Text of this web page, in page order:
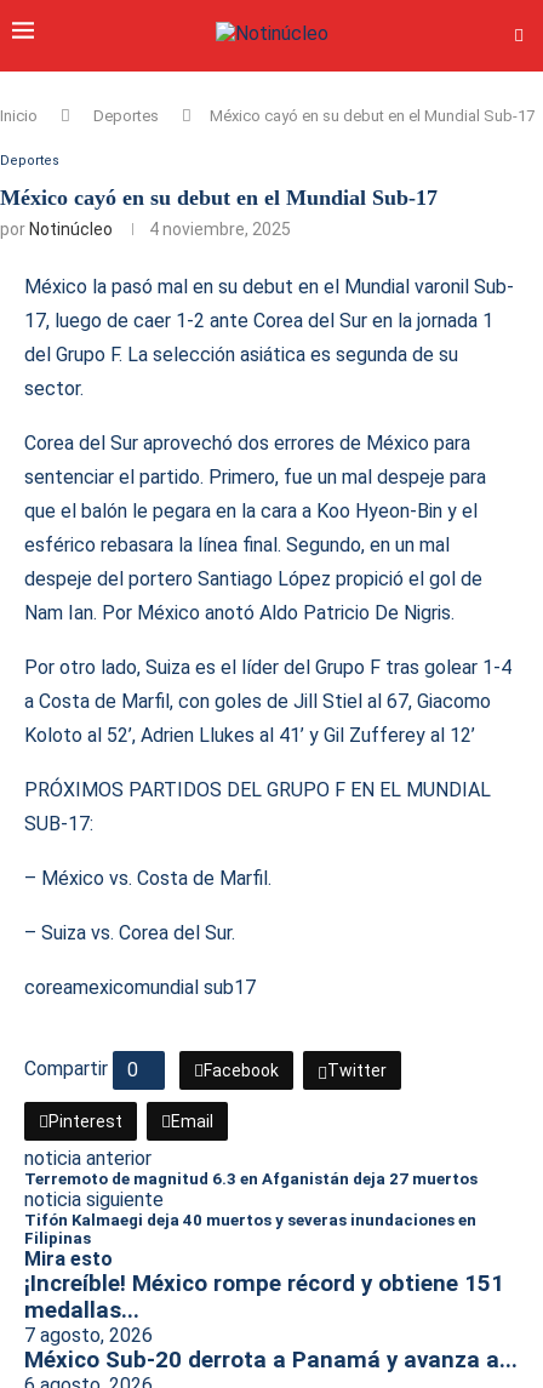
Inicio Deportes México cayó en su debut en el Mundial Sub-17
Deportes
México cayó en su debut en el Mundial Sub-17
por Notinúcleo 4 noviembre, 2025
México la pasó mal en su debut en el Mundial varonil Sub-
17, luego de caer 1-2 ante Corea del Sur en la jornada 1
del Grupo F. La selección asiática es segunda de su
sector.
Corea del Sur aprovechó dos errores de México para
sentenciar el partido. Primero, fue un mal despeje para
que el balón le pegara en la cara a Koo Hyeon-Bin y el
esférico rebasara la línea final. Segundo, en un mal
despeje del portero Santiago López propició el gol de
Nam Ian. Por México anotó Aldo Patricio De Nigris.
Por otro lado, Suiza es el líder del Grupo F tras golear 1-4
a Costa de Marfil, con goles de Jill Stiel al 67, Giacomo
Koloto al 52’, Adrien Llukes al 41’ y Gil Zufferey al 12’
PRÓXIMOS PARTIDOS DEL GRUPO F EN EL MUNDIAL
SUB-17:
– México vs. Costa de Marfil.
– Suiza vs. Corea del Sur.
coreamexicomundial sub17
Compartir 0 Facebook Twitter
Pinterest Email
noticia anterior
Terremoto de magnitud 6.3 en Afganistán deja 27 muertos
noticia siguiente
Tifón Kalmaegi deja 40 muertos y severas inundaciones en
Filipinas
Mira esto
¡Increíble! México rompe récord y obtiene 151
medallas...
7 agosto, 2026
México Sub-20 derrota a Panamá y avanza a...